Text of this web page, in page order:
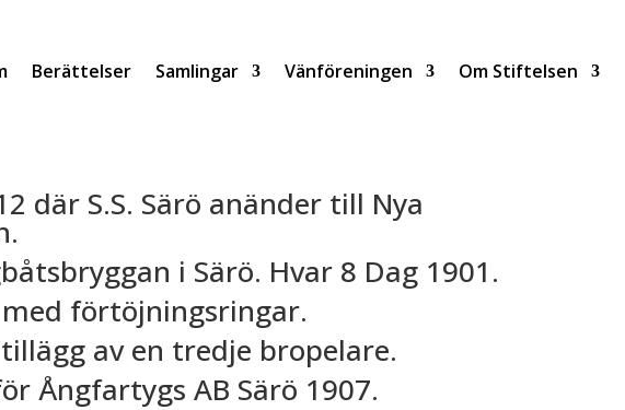
Berättelser Samlingar Vänföreningen Om Stiftelsen
där S.S. Särö anänder till Nya
i Särö. Hvar 8 Dag 1901.
med förtöjningsringar.
av en tredje bropelare.
Ångfartygs AB Särö 1907.